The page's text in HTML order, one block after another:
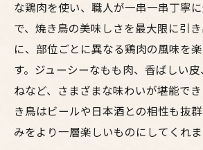
鳥料理を引き立てるドリン
居酒屋の雰囲気を満喫でき
東通りで新たな味覚を発見
居酒屋での特別なイベント
梅田東通りで家族と味わう絶品
時間
家族で楽しめる広々とした
な鶏肉を使い、職人が一串一串丁寧
で、焼き鳥の美味しさを最大限に引
に、部位ごとに異なる鶏肉の風味を
す。ジューシーなもも肉、香ばしい
ねなど、さまざまな味わいが堪能で
き鳥はビールや日本酒との相性も抜
みをより一層楽しいものにしてくれま